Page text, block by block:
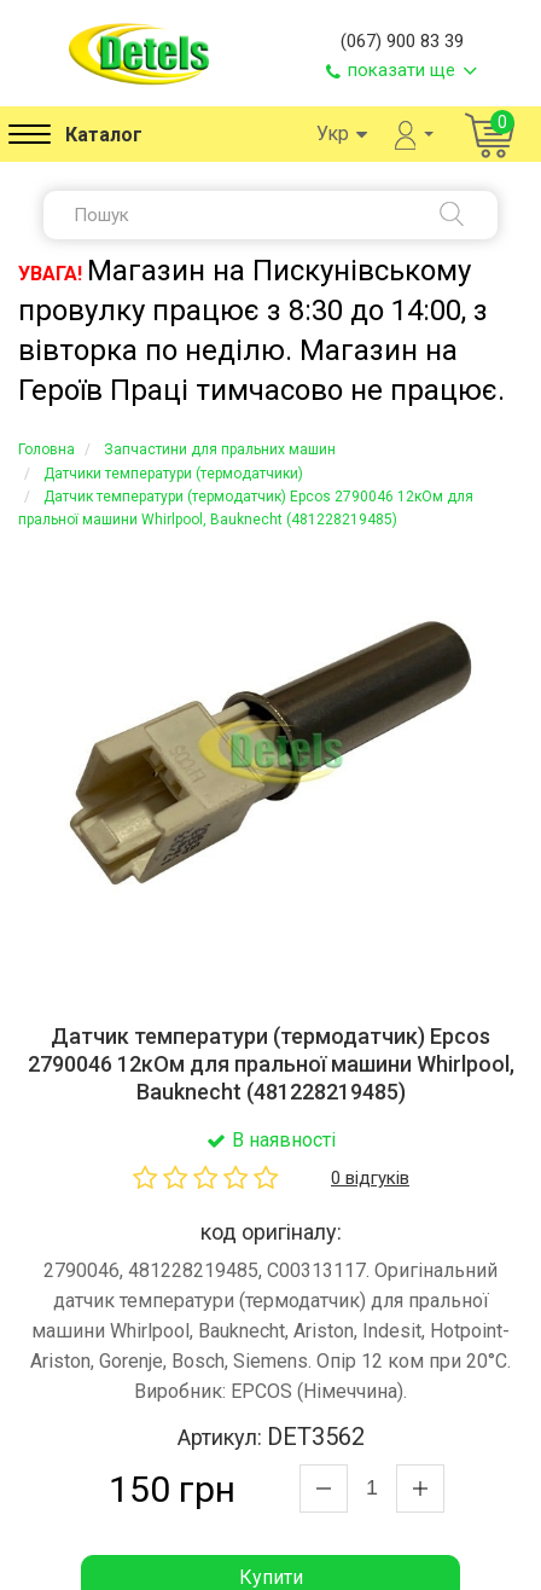
(067) 900 83 39
показати ще
Каталог Укр 0
УВАГА! Магазин на Пискунівському
провулку працює з 8:30 до 14:00, з
вівторка по неділю. Магазин на
Героїв Праці тимчасово не працює.
Головна
Запчастини для пральних машин
Датчики температури (термодатчики)
Датчик температури (термодатчик) Epcos 2790046 12кОм для
пральної машини Whirlpool, Bauknecht (481228219485)
Датчик температури (термодатчик) Epcos
2790046 12кОм для пральної машини Whirlpool,
Bauknecht (481228219485)
В наявності
0 відгуків
код оригіналу:
2790046, 481228219485, C00313117. Оригінальний
датчик температури (термодатчик) для пральної
машини Whirlpool, Bauknecht, Ariston, Indesit, Hotpoint-
Ariston, Gorenje, Bosch, Siemens. Опір 12 ком при 20°С.
Виробник: EPCOS (Німеччина).
Артикул: DET3562
150 грн
Купити